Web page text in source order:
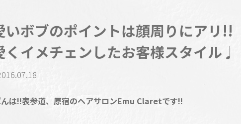
いボブのポイントは顔周りにアリ!!
くイメチェンしたお客様スタイル♩
は!!表参道、原宿のヘアサロンEmu Claretです!!